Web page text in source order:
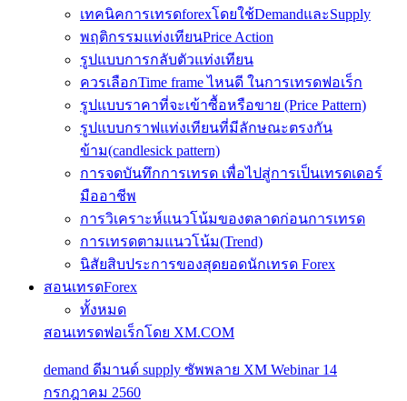
เทคนิคการเทรดforexโดยใช้DemandและSupply
พฤติกรรมแท่งเทียนPrice Action
รูปแบบการกลับตัวแท่งเทียน
ควรเลือกTime frame ไหนดี ในการเทรดฟอเร็ก
รูปแบบราคาที่จะเข้าซื้อหรือขาย (Price Pattern)
รูปแบบกราฟแท่งเทียนที่มีลักษณะตรงกัน
ข้าม(candlesick pattern)
การจดบันทึกการเทรด เพื่อไปสู่การเป็นเทรดเดอร์
มืออาชีพ
การวิเคราะห์แนวโน้มของตลาดก่อนการเทรด
การเทรดตามแนวโน้ม(Trend)
นิสัยสิบประการของสุดยอดนักเทรด Forex
สอนเทรดForex
ทั้งหมด
สอนเทรดฟอเร็กโดย XM.COM
demand ดีมานด์ supply ซัพพลาย XM Webinar 14
กรกฎาคม 2560